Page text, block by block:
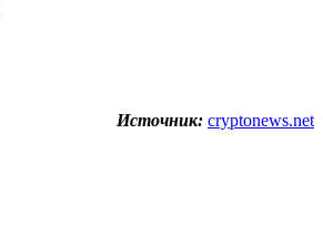
Источник: cryptonews.net